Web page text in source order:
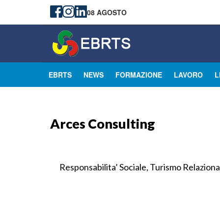
08 AGOSTO
EBRTS NEWS FORMAZIONE LAVORO
Arces Consulting
Responsabilita’ Sociale, Turismo